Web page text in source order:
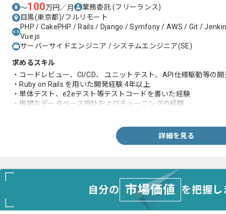
〜100万円／月 業務委託(フリーランス)
目黒(東京都)/フルリモート
PHP / CakePHP / Rails / Django / Symfony / AWS / Git /
Vue.js
サーバーサイドエンジニア / システムエンジニア(SE)
求めるスキル
・コードレビュー、CI/CD、 ユニットテスト、API仕様駆動等の
・Ruby on Rails を用いた開発経験 4年以上
・単体テスト、e2eテスト等テストコードを書いた経験
・複雑なデータベース設計およびチューニングの経験
詳細を見る
自分の 市場価値 を把握